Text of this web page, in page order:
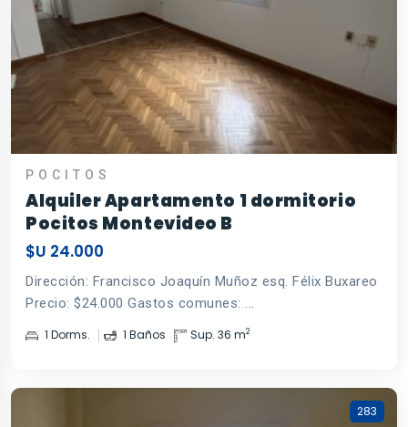
POCITOS
Alquiler Apartamento 1 dormitorio
Pocitos Montevideo B
$U 24.000
Dirección: Francisco Joaquín Muñoz esq. Félix Buxareo
Precio: $24.000 Gastos comunes: ...
1 Dorms. 1 Baños Sup. 36 m2
283